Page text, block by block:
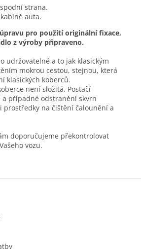
strana.
auta.
pro použití originální fixace,
z výroby připraveno.
udržovatelné a to jak klasickým
mokrou cestou, stejnou, která
klasických koberců.
není složitá. Postačí
a případné odstranění skvrn
prostředky na čištění čalounění a
doporučujeme překontrolovat
vozu.